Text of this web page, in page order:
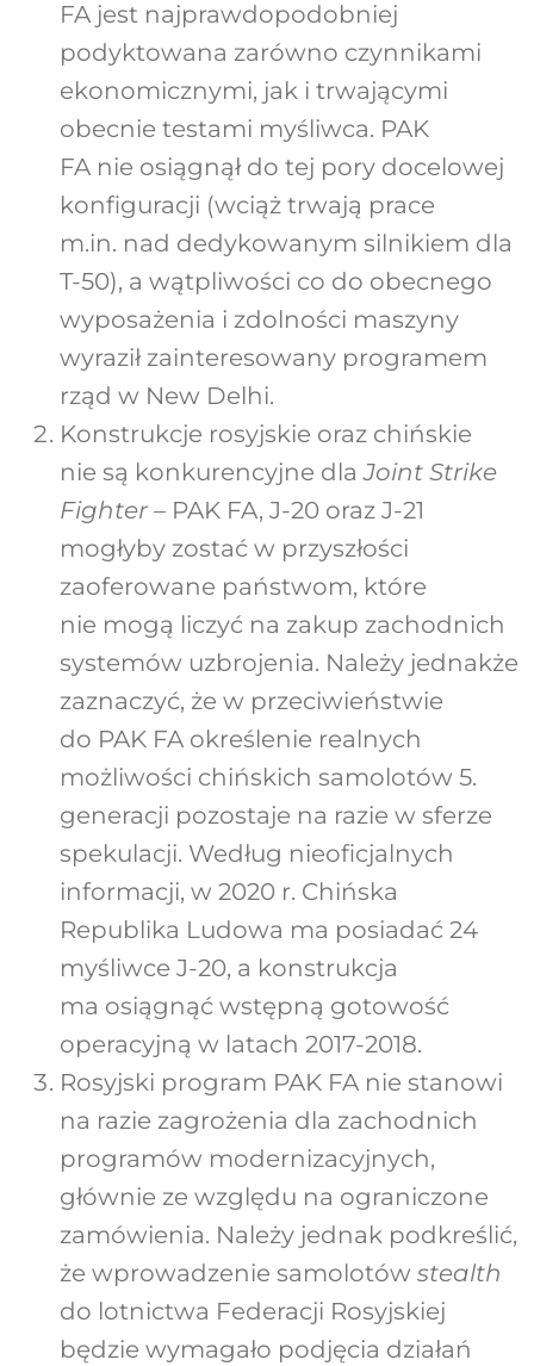
FA jest najprawdopodobniej
podyktowana zarówno czynnikami
ekonomicznymi, jak i trwającymi
obecnie testami myśliwca. PAK
FA nie osiągnął do tej pory docelowej
konfiguracji (wciąż trwają prace
m.in. nad dedykowanym silnikiem dla
T-50), a wątpliwości co do obecnego
wyposażenia i zdolności maszyny
wyraził zainteresowany programem
rząd w New Delhi.
Konstrukcje rosyjskie oraz chińskie
nie są konkurencyjne dlaJoint Strike
Fighter– PAK FA, J-20 oraz J-21
mogłyby zostać w przyszłości
zaoferowane państwom, które
nie mogą liczyć na zakup zachodnich
systemów uzbrojenia. Należy jednakże
zaznaczyć, że w przeciwieństwie
do PAK FA określenie realnych
możliwości chińskich samolotów 5.
generacji pozostaje na razie w sferze
spekulacji. Według nieoficjalnych
informacji, w 2020 r. Chińska
Republika Ludowa ma posiadać 24
myśliwce J-20, a konstrukcja
ma osiągnąć wstępną gotowość
operacyjną w latach 2017-2018.
Rosyjski program PAK FA nie stanowi
na razie zagrożenia dla zachodnich
programów modernizacyjnych,
głównie ze względu na ograniczone
zamówienia. Należy jednak podkreślić,
że wprowadzenie samolotów stealth
do lotnictwa Federacji Rosyjskiej
będzie wymagało podjęcia działań